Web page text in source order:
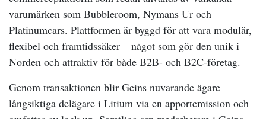
varumärken som Bubbleroom, Nymans Ur och
Platinumcars. Plattformen är byggd för att vara modulär,
flexibel och framtidssäker – något som gör den unik i
Norden och attraktiv för både B2B- och B2C-företag.
Genom transaktionen blir Geins nuvarande ägare
långsiktiga delägare i Litium via en apportemission och